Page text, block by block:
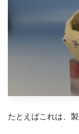
たとえばこれは、